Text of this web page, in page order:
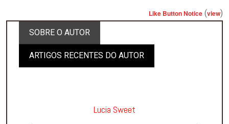
Like Button Notice (view)
SOBRE O AUTOR
ARTIGOS RECENTES DO AUTOR
Lucia Sweet